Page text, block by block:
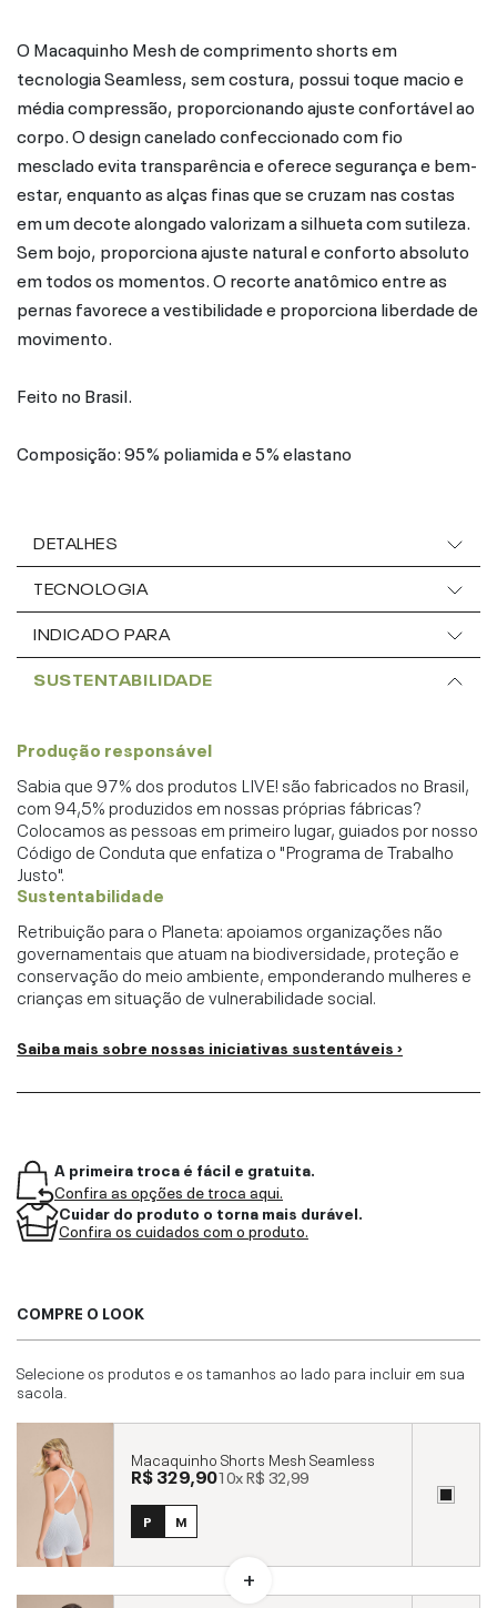
O Macaquinho Mesh de comprimento shorts em
tecnologia Seamless, sem costura, possui toque macio e
média compressão, proporcionando ajuste confortável ao
corpo. O design canelado confeccionado com fio
mesclado evita transparência e oferece segurança e bem-
estar, enquanto as alças finas que se cruzam nas costas
em um decote alongado valorizam a silhueta com sutileza.
Sem bojo, proporciona ajuste natural e conforto absoluto
em todos os momentos. O recorte anatômico entre as
pernas favorece a vestibilidade e proporciona liberdade de
movimento.
Feito no Brasil.
Composição: 95% poliamida e 5% elastano
DETALHES
TECNOLOGIA
INDICADO PARA
SUSTENTABILIDADE
Produção responsável
Sabia que 97% dos produtos LIVE! são fabricados no Brasil,
com 94,5% produzidos em nossas próprias fábricas?
Colocamos as pessoas em primeiro lugar, guiados por nosso
Código de Conduta que enfatiza o "Programa de Trabalho
Justo".
Sustentabilidade
Retribuição para o Planeta: apoiamos organizações não
governamentais que atuam na biodiversidade, proteção e
conservação do meio ambiente, emponderando mulheres e
crianças em situação de vulnerabilidade social.
Saiba mais sobre nossas iniciativas sustentáveis ›
A primeira troca é fácil e gratuita.
Confira as opções de troca aqui.
Cuidar do produto o torna mais durável.
Confira os cuidados com o produto.
COMPRE O LOOK
Selecione os produtos e os tamanhos ao lado para incluir em sua
sacola.
Macaquinho Shorts Mesh Seamless
R$ 329,9010xR$ 32,99
P M